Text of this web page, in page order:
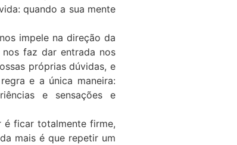
quando a sua mente
impele na direção da
faz dar entrada nos
próprias dúvidas, e
e a única maneira:
e sensações e
ficar totalmente firme,
mais é que repetir um